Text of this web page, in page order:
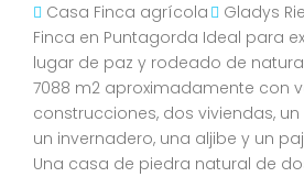
Casa Finca agrícola Gladys
Finca en Puntagorda Ideal para
lugar de paz y rodeado de
7088 m2 aproximadamente con
construcciones, dos viviendas,
un invernadero, una aljibe y un
Una casa de piedra natural de